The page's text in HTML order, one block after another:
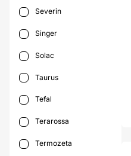
Severin
Singer
Solac
Taurus
Tefal
Terarossa
Termozeta